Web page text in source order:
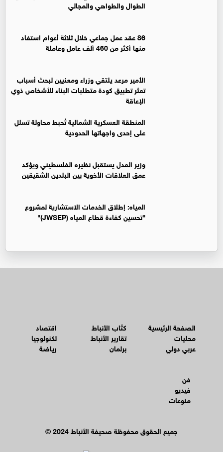
الطوال والطواهي والمجالي
86 عقد عمل جماعي خلال ثلاثة أعوام استفاد
منها أكثر من 460 ألف عامل وعاملة
الأمير مرعد يلتقي وزراء ومعنيين لبحث أسباب
تعثر تطبيق كودة متطلبات البناء للأشخاص ذوي
الإعاقة
المنطقة العسكرية الشمالية تُحبط محاولة تسلل
على إحدى واجهاتها الحدودية
وزير العدل يستقبل نظيره الفلسطيني ويؤكد
عمق العلاقات الأخوية بين البلدين الشقيقين
المياه: إطلاق الخدمات الاستشارية لمشروع
"تحسين كفاءة قطاع المياه (JWSEP)"
الصفحة الرئيسية
محليات
عربي دولي
كتّاب الأنباط
تقارير الأنباط
برلمان
اقتصاد
تكنولوجيا
رياضة
فن
فيديو
منوعات
© جميع الحقوق محفوظة صحيفة الأنباط 2024